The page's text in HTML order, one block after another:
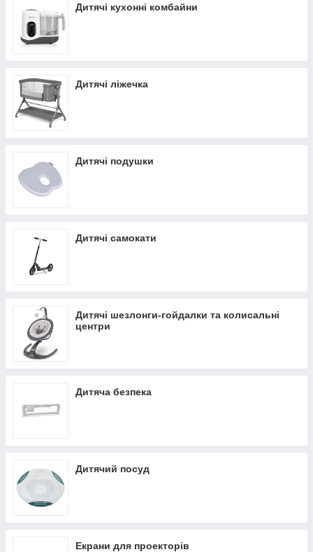
Дитячі кухонні комбайни
Дитячі ліжечка
Дитячі подушки
Дитячі самокати
Дитячі шезлонги-гойдалки та колисальні
центри
Дитяча безпека
Дитячий посуд
Екрани для проекторів